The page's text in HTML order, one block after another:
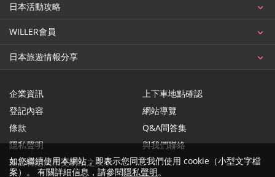
日本活動攻略
WILLER會員
日本旅遊情報分享
企業資訊
登記內容
條款
隱私聲明
基於特定商業交易法之表示
上下車地點確認
網站導覽
Q&A問答集
與我們聯絡
如您繼續使用本網站，即表示您同意我們使用 cookie（小型文字檔
案）。 有關詳細信息，請參閱隱私聲明。